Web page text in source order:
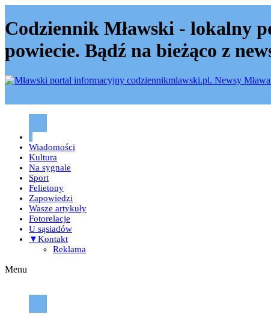
Codziennik Mławski - lokalny
powiecie. Bądź na bieżąco z
Codziennik mławski – Mława
Wiadomości
Kultura
Na sygnale
Sport
Felietony
Zapowiedzi
Wasze artykuły
Fotorelacje
U sąsiadów
▼Kontakt
Reklama
Menu